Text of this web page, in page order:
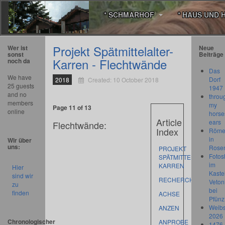
* SCHMARHOF * HAUS UND
Projekt Spätmittelalter-
Karren - Flechtwände
2018 Created: 10 October 2018
Article
Index
PROJEKT
SPÄTMITTELALTER-
KARREN
RECHERCHE
ACHSE
ANZEN
ANPROBE
Page 11 of 13
Flechtwände:
Wer ist
sonst
noch da
We have
25 guests
and no
members
online
Wir über
uns:
Hier
sind wir
zu
finden
Chronologischer
Neue
Beiträge
Das
Dorf
1947
my
ears
in
im
bei
Pfünz
2026